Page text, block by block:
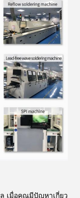
เมื่อคุณมีปัญหาเกี่ยว